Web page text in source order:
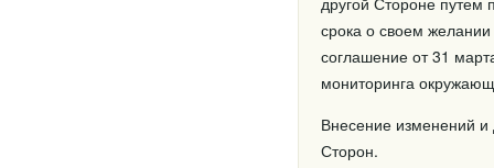
срока о своем
соглашение от 31
мониторинга
Внесение изменений
Сторон.